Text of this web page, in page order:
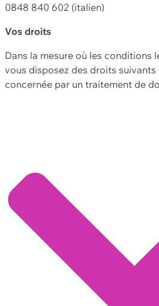
0848 840 602 (italien)
Vos droits
Dans la mesure où les conditions
vous disposez des droits
concernée par un traitement de